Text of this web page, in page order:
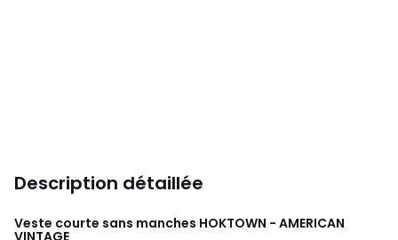
Description détaillée
Veste courte sans manches HOKTOWN - AMERICAN